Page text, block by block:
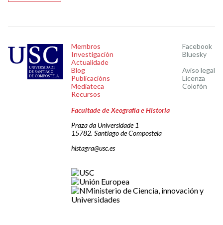
Membros
Investigación
Actualidade
Blog
Publicacións
Mediateca
Recursos
Facebook
Bluesky
Aviso legal
Licenza
Colofón
Facultade de Xeografía e Historia
Praza da Universidade 1
15782. Santiago de Compostela
histagra@usc.es